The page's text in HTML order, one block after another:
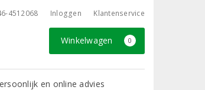
4512068 Inloggen Klantenservice
Winkelwagen 0
en online advies